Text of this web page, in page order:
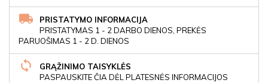
PRISTATYMO INFORMACIJA
PRISTATYMAS 1 - 2 DARBO DIENOS, PREKĖS
PARUOŠIMAS 1 - 2 D. DIENOS
GRĄŽINIMO TAISYKLĖS
PASPAUSKITE ČIA DĖL PLATESNĖS INFORMACIJOS